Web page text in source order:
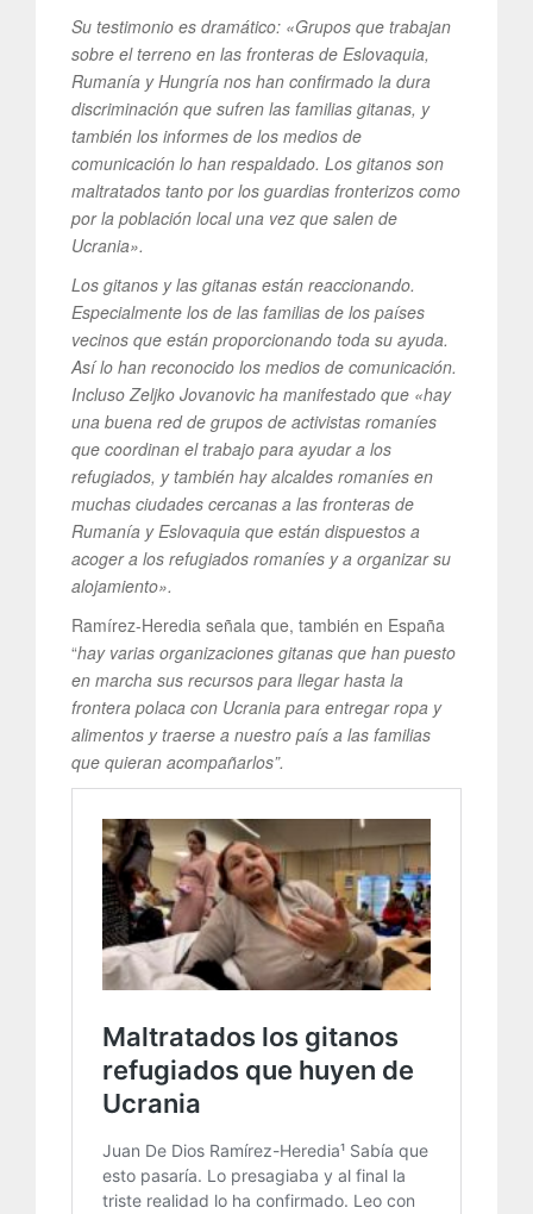
Su testimonio es dramático: «Grupos que trabajan
sobre el terreno en las fronteras de Eslovaquia,
Rumanía y Hungría nos han confirmado la dura
discriminación que sufren las familias gitanas, y
también los informes de los medios de
comunicación lo han respaldado. Los gitanos son
maltratados tanto por los guardias fronterizos como
por la población local una vez que salen de
Ucrania».
Los gitanos y las gitanas están reaccionando.
Especialmente los de las familias de los países
vecinos que están proporcionando toda su ayuda.
Así lo han reconocido los medios de comunicación.
Incluso Zeljko Jovanovic ha manifestado que «hay
una buena red de grupos de activistas romaníes
que coordinan el trabajo para ayudar a los
refugiados, y también hay alcaldes romaníes en
muchas ciudades cercanas a las fronteras de
Rumanía y Eslovaquia que están dispuestos a
acoger a los refugiados romaníes y a organizar su
alojamiento».
Ramírez-Heredia señala que, también en España
“hay varias organizaciones gitanas que han puesto
en marcha sus recursos para llegar hasta la
frontera polaca con Ucrania para entregar ropa y
alimentos y traerse a nuestro país a las familias
que quieran acompañarlos”.